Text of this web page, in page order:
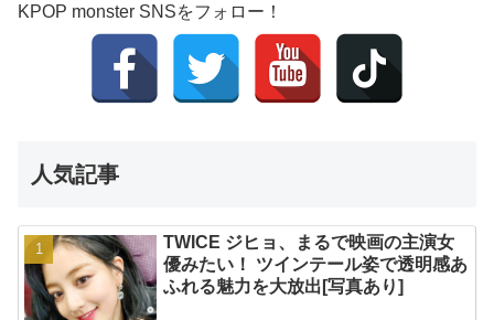
KPOP monster SNSをフォロー！
人気記事
TWICE ジヒョ、まるで映画の主演女
優みたい！ ツインテール姿で透明感あ
ふれる魅力を大放出[写真あり]